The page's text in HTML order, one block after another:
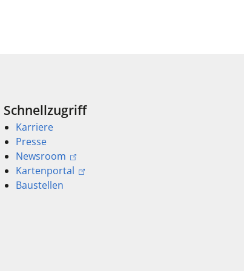
Schnellzugriff
Karriere
Presse
Newsroom
Kartenportal
Baustellen